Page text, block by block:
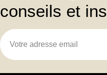
conseils et